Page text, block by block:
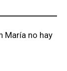
María no hay